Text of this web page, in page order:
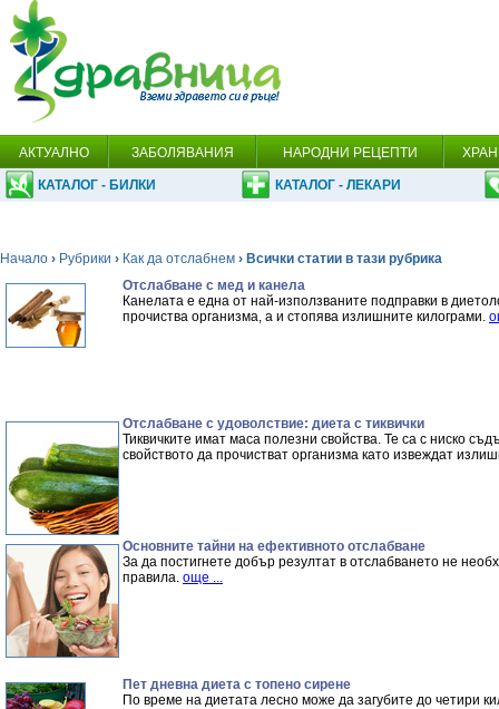
АКТУАЛНО ЗАБОЛЯВАНИЯ НАРОДНИ РЕЦЕПТИ
КАТАЛОГ - БИЛКИ КАТАЛОГ - ЛЕКАРИ
Начало › Рубрики › Как да отслабнем › Всички статии в тази рубрика
Отслабване с мед и канела
Канелата е една от най-използваните подправки в
прочиства организма, а и стопява излишните килограми.
Отслабване с удоволствие: диета с тиквички
Тиквичките имат маса полезни свойства. Те са с ниско
свойството да прочистват организма като извеждат
Основните тайни на ефективното отслабване
За да постигнете добър резултат в отслабването не
правила. още ...
Пет дневна диета с топено сирене
По време на диетата лесно може да загубите до четири